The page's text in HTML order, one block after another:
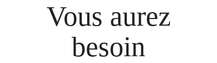
Vous aurez
besoin